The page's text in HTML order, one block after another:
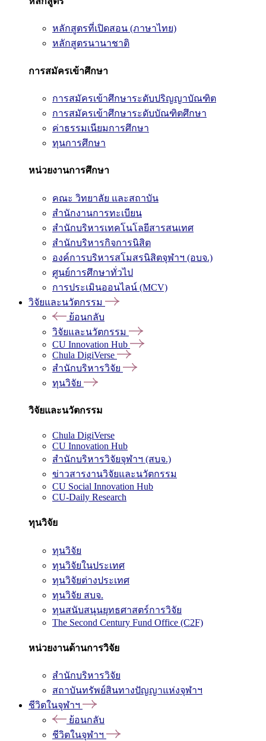
หลักสูตรที่เปิดสอน (ภาษาไทย)
หลักสูตรนานาชาติ
การสมัครเข้าศึกษา
การสมัครเข้าศึกษาระดับปริญญาบัณฑิต
การสมัครเข้าศึกษาระดับบัณฑิตศึกษา
ค่าธรรมเนียมการศึกษา
ทุนการศึกษา
หน่วยงานการศึกษา
คณะ วิทยาลัย และสถาบัน
สำนักงานการทะเบียน
สำนักบริหารเทคโนโลยีสารสนเทศ
สำนักบริหารกิจการนิสิต
องค์การบริหารสโมสรนิสิตจุฬาฯ (อบจ.)
ศูนย์การศึกษาทั่วไป
การประเมินออนไลน์ (MCV)
วิจัยและนวัตกรรม
ย้อนกลับ
วิจัยและนวัตกรรม
CU Innovation Hub
Chula DigiVerse
สำนักบริหารวิจัย
ทุนวิจัย
วิจัยและนวัตกรรม
Chula DigiVerse
CU Innovation Hub
สำนักบริหารวิจัยจุฬาฯ (สบจ.)
ข่าวสารงานวิจัยและนวัตกรรม
CU Social Innovation Hub
CU-Daily Research
ทุนวิจัย
ทุนวิจัย
ทุนวิจัยในประเทศ
ทุนวิจัยต่างประเทศ
ทุนวิจัย สบจ.
ทุนสนับสนุนยุทธศาสตร์การวิจัย
The Second Century Fund Office (C2F)
หน่วยงานด้านการวิจัย
สำนักบริหารวิจัย
สถาบันทรัพย์สินทางปัญญาแห่งจุฬาฯ
ชีวิตในจุฬาฯ
ย้อนกลับ
ชีวิตในจุฬาฯ